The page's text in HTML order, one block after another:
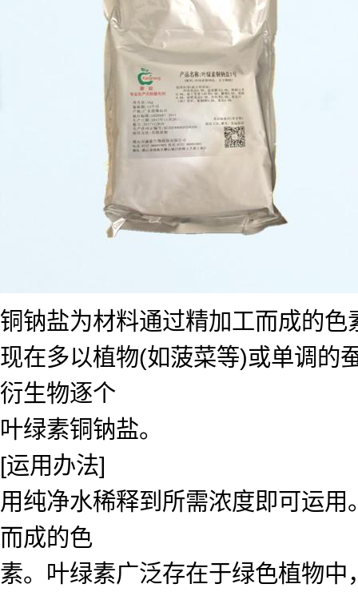
铜钠盐为材料通过精加工而成的
现在多以植物(如菠菜等)或单调的
衍生物逐个
叶绿素铜钠盐。
[运用办法]
用纯净水稀释到所需浓度即可运
而成的色
素。叶绿素广泛存在于绿色植物